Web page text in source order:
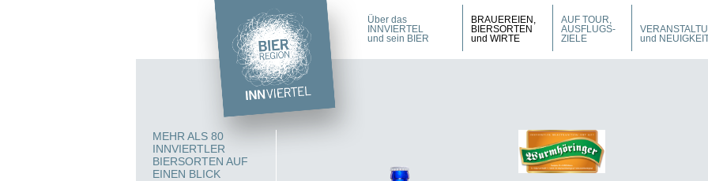
Über das
INNVIERTEL
und sein BIER
BRAUEREIEN,
BIERSORTEN
und WIRTE
AUF TOUR,
AUSFLUGS-
ZIELE
und
MEHR ALS 80
INNVIERTLER
BIERSORTEN AUF
EINEN BLICK